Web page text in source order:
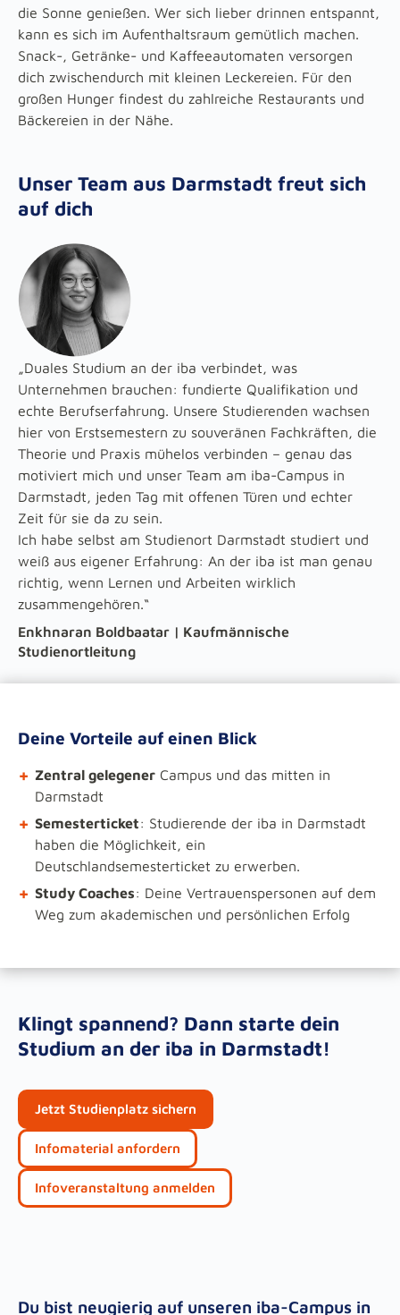
die Sonne genießen. Wer sich lieber drinnen entspannt,
kann es sich im Aufenthaltsraum gemütlich machen.
Snack-, Getränke- und Kaffeeautomaten versorgen
dich zwischendurch mit kleinen Leckereien. Für den
großen Hunger findest du zahlreiche Restaurants und
Bäckereien in der Nähe.
Unser Team aus Darmstadt freut sich
auf dich
„Duales Studium an der iba verbindet, was
Unternehmen brauchen: fundierte Qualifikation und
echte Berufserfahrung. Unsere Studierenden wachsen
hier von Erstsemestern zu souveränen Fachkräften, die
Theorie und Praxis mühelos verbinden – genau das
motiviert mich und unser Team am iba-Campus in
Darmstadt, jeden Tag mit offenen Türen und echter
Zeit für sie da zu sein.
Ich habe selbst am Studienort Darmstadt studiert und
weiß aus eigener Erfahrung: An der iba ist man genau
richtig, wenn Lernen und Arbeiten wirklich
zusammengehören.“
Enkhnaran Boldbaatar | Kaufmännische
Studienortleitung
Deine Vorteile auf einen Blick
+ Zentral gelegener Campus und das mitten in
Darmstadt
+ Semesterticket: Studierende der iba in Darmstadt
haben die Möglichkeit, ein
Deutschlandsemesterticket zu erwerben.
+ Study Coaches: Deine Vertrauenspersonen auf dem
Weg zum akademischen und persönlichen Erfolg
Klingt spannend? Dann starte dein
Studium an der iba in Darmstadt!
Jetzt Studienplatz sichern
Infomaterial anfordern
Infoveranstaltung anmelden
Du bist neugierig auf unseren iba-Campus in